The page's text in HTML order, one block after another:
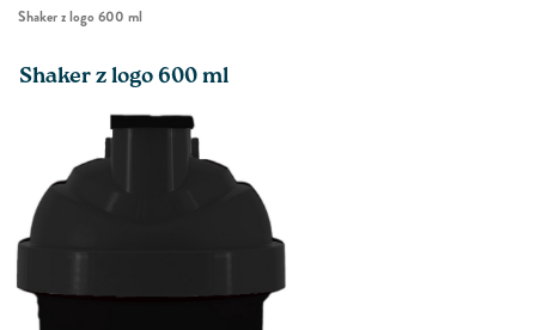
Shaker z logo 600 ml
Shaker z logo 600 ml